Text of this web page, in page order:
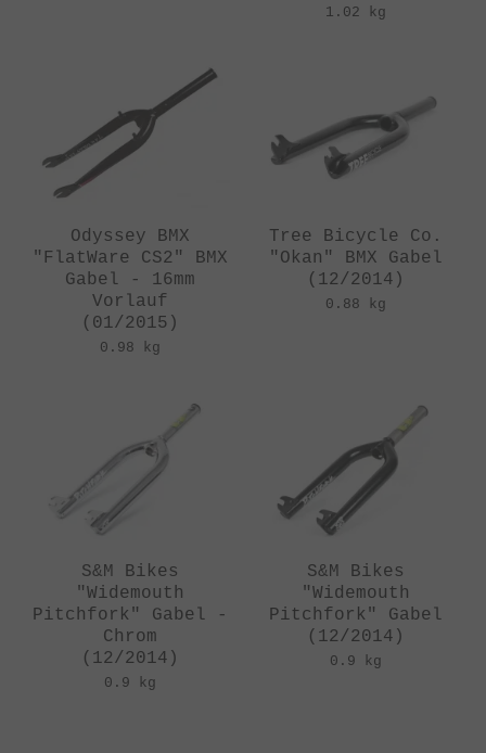
1.02 kg
Odyssey BMX
"FlatWare CS2" BMX
Gabel - 16mm
Vorlauf
(01/2015)
0.98 kg
Tree Bicycle Co.
"Okan" BMX Gabel
(12/2014)
0.88 kg
S&M Bikes
"Widemouth
Pitchfork" Gabel -
Chrom
(12/2014)
0.9 kg
S&M Bikes
"Widemouth
Pitchfork" Gabel
(12/2014)
0.9 kg